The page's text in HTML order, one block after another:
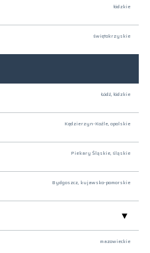
łódzkie
świętokrzyskie
Łódź, łódzkie
Kędzierzyn-Koźle, opolskie
Piekary Śląskie, śląskie
Bydgoszcz, kujawsko-pomorskie
mazowieckie